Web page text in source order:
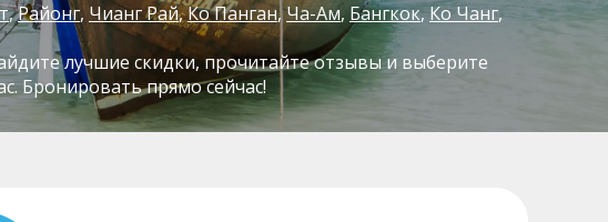
Районг Чианг Рай Ко Панган Ча-Ам Бангкок Ко Чанг
лучшие скидки, прочитайте отзывы и выберите
Бронировать прямо сейчас!